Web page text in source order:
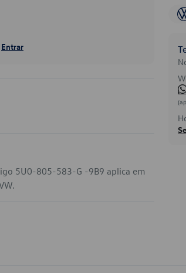
Entrar
5U0-805-583-G -9B9 aplica em